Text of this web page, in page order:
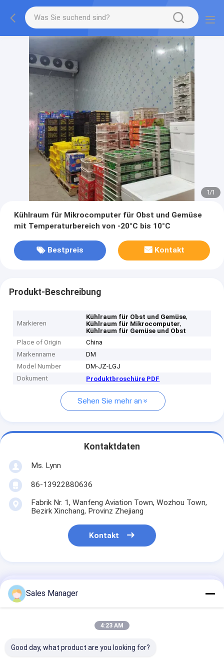
1/1
Kühlraum für Mikrocomputer für Obst und Gemüse
mit Temperaturbereich von -20°C bis 10°C
Bestpreis Kontakt
Produkt-Beschreibung
Markieren
Kühlraum für Obst und Gemüse,
Kühlraum für Mikrocomputer,
Kühlraum für Gemüse und Obst
Place of Origin
China
Markenname
DM
Model Number
DM-JZ-LGJ
Dokument
Produktbroschüre PDF
Sehen Sie mehr an
Kontaktdaten
Ms. Lynn
86-13922880636
Fabrik Nr. 1, Wanfeng Aviation Town, Wozhou Town,
Bezirk Xinchang, Provinz Zhejiang
Kontakt
Erhalten Sie Den Besten Preis Für
Kühlraum für Mikrocomputer
für Obst und Gemüse mit
bis 10°C
Sales Manager
4:23 AM
Good day, what product are you looking for?